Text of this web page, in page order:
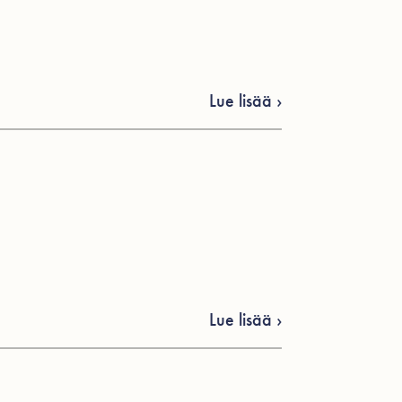
Lue lisää ›
Lue lisää ›